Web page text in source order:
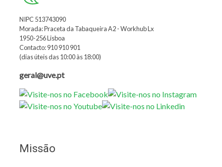
NIPC 513743090
Morada: Praceta da Tabaqueira A2 - Workhub Lx
1950-256 Lisboa
Contacto: 910 910 901
(dias úteis das 10:00 às 18:00)
geral@uve.pt
Missão